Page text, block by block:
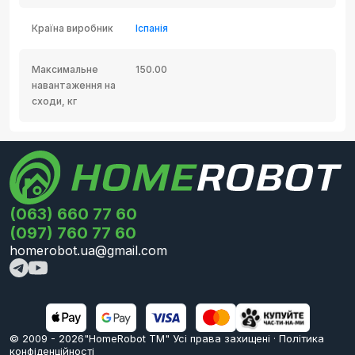
Країна виробник Іспанія
Максимальне
навантаження на
сходи, кг
150.00
(063) 660 77 60
(097) 760 77 60
homerobot.ua@gmail.com
© 2009 - 2026"HomeRobot ТМ" Усi права захищені · Політика
конфіденційності